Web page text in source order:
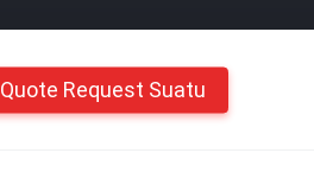
Quote Request Suatu